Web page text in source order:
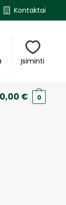
Kontaktai
Įsiminti
0,00 € 0